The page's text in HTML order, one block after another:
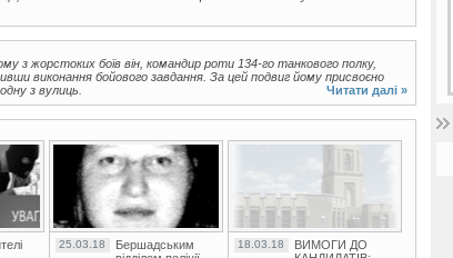
з жорстоких боїв він, командир роти 134-го танкового полку,
виконання бойового завдання. За цей подвиг йому присвоєно
з вулиць.
Читати далі »
25.03.18
Бершадським
18.03.18
ВИМОГИ ДО